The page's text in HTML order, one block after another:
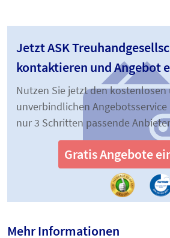
Jetzt ASK
kontaktieren und Angebot
Nutzen Sie jetzt den kostenlosen
unverbindlichen
nur 3 Schritten passende
Gratis Angebote
Mehr Informationen